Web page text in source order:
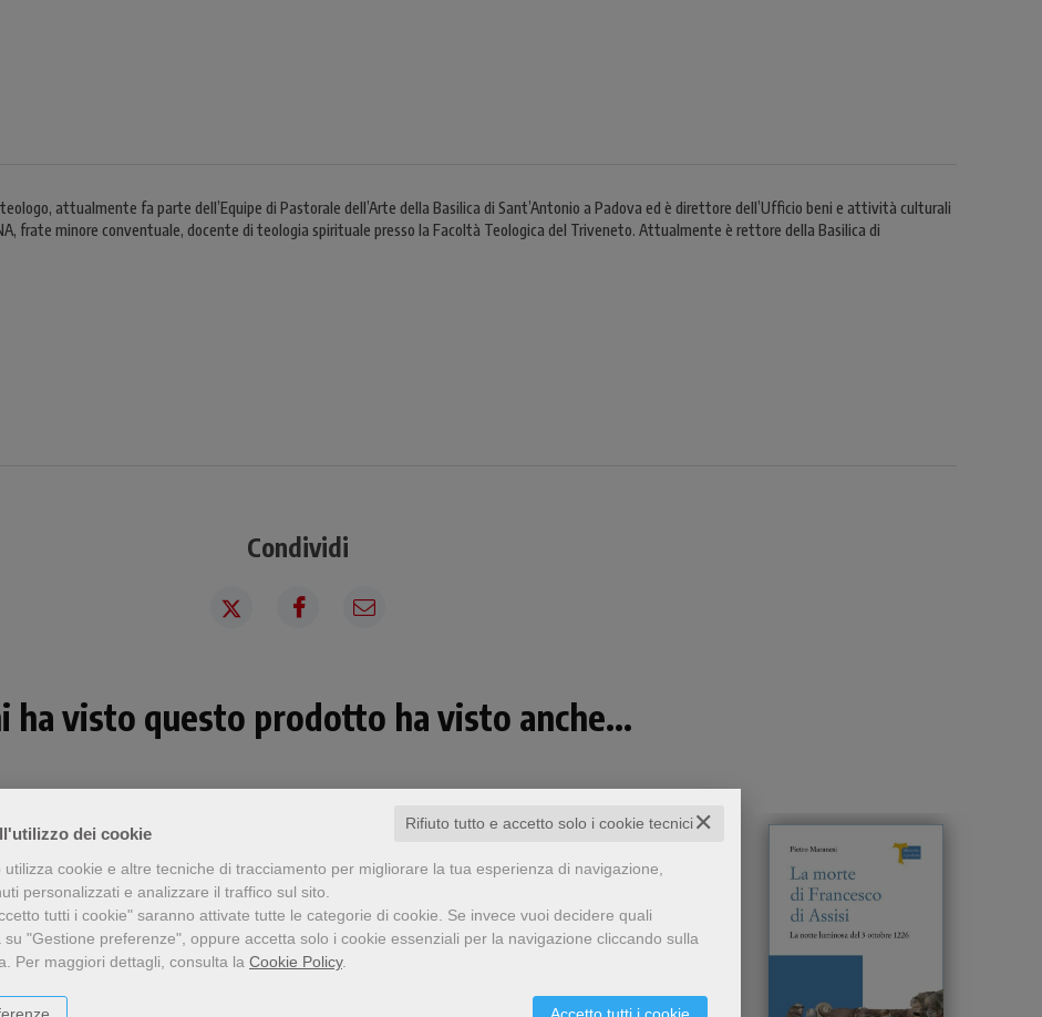
dei cookie ✕
Rifiuto tutto e accetto solo i cookie tecnici
cookie e altre tecniche di tracciamento per migliorare la tua esperienza di navigazione,
personalizzati e analizzare il traffico sul sito.
tutti i cookie" saranno attivate tutte le categorie di cookie. Se invece vuoi decidere quali
su "Gestione preferenze", oppure accetta solo i cookie essenziali per la navigazione cliccando sulla
Per maggiori dettagli, consulta la Cookie Policy.
Accetto tutti i cookie
attualmente fa parte dell’Equipe di Pastorale dell’Arte della Basilica di Sant’Antonio a Padova ed è direttore dell’Ufficio beni e attività culturali
frate minore conventuale, docente di teologia spirituale presso la Facoltà Teologica del Triveneto. Attualmente è rettore della Basilica di
Condividi
ha visto questo prodotto ha visto anche...